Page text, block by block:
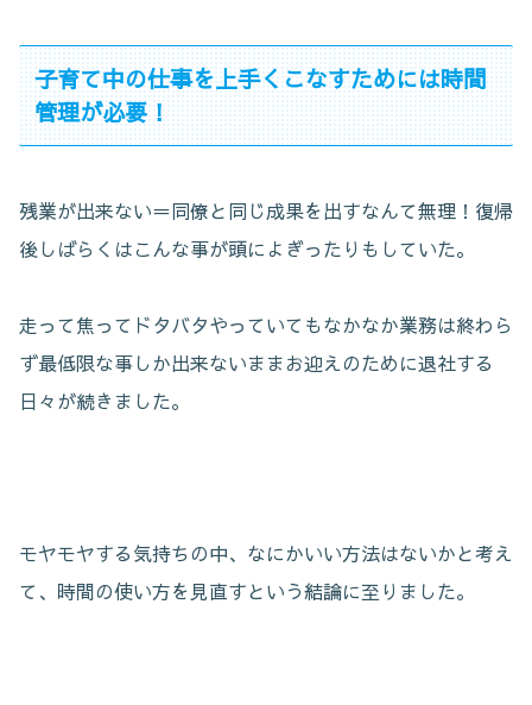
子育て中の仕事を上手くこなすためには時間
管理が必要！
残業が出来ない＝同僚と同じ成果を出すなんて無理！復帰
後しばらくはこんな事が頭によぎったりもしていた。
走って焦ってドタバタやっていてもなかなか業務は終わら
ず最低限な事しか出来ないままお迎えのために退社する
日々が続きました。
モヤモヤする気持ちの中、なにかいい方法はないかと考え
て、時間の使い方を見直すという結論に至りました。